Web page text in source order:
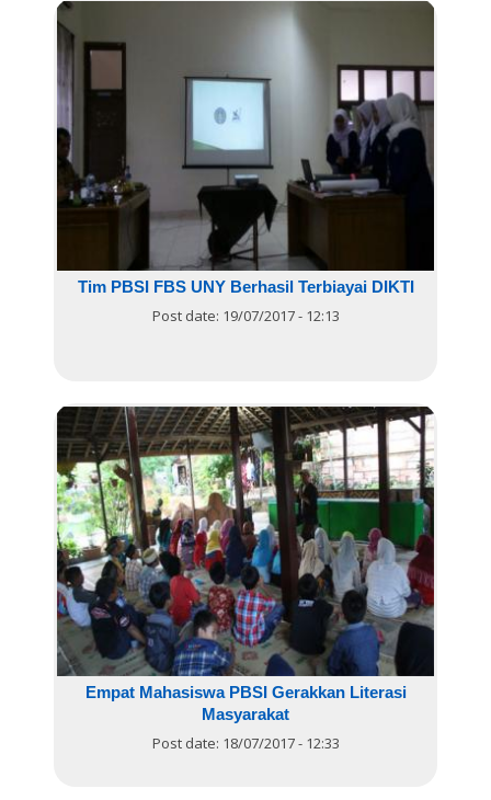
Tim PBSI FBS UNY Berhasil Terbiayai DIKTI
Post date: 19/07/2017 - 12:13
Empat Mahasiswa PBSI Gerakkan Literasi
Masyarakat
Post date: 18/07/2017 - 12:33